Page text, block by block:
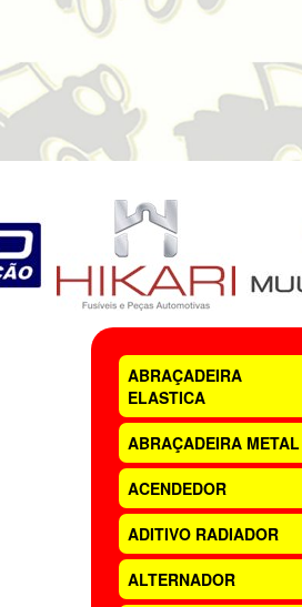
ABRAÇADEIRA
ELASTICA
ABRAÇADEIRA METAL
ACENDEDOR
ADITIVO RADIADOR
ALTERNADOR